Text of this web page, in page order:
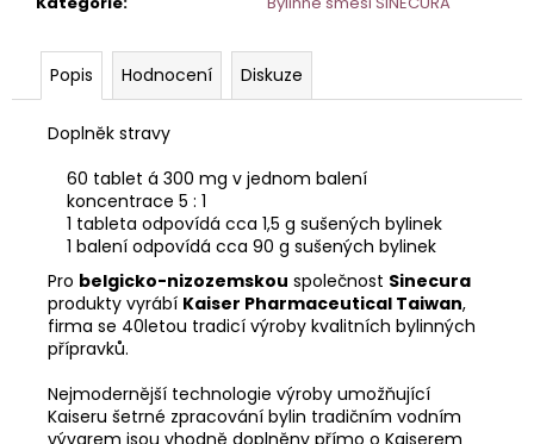
Popis Hodnocení Diskuze
Doplněk stravy
60 tablet á 300 mg v jednom balení
koncentrace 5 : 1
1 tableta odpovídá cca 1,5 g sušených bylinek
1 balení odpovídá cca 90 g sušených bylinek
Pro belgicko-nizozemskou společnost Sinecura
produkty vyrábí Kaiser Pharmaceutical Taiwan,
firma se 40letou tradicí výroby kvalitních bylinných
přípravků.
Nejmodernější technologie výroby umožňující
Kaiseru šetrné zpracování bylin tradičním vodním
vývarem jsou vhodně doplněny přímo o Kaiserem
e